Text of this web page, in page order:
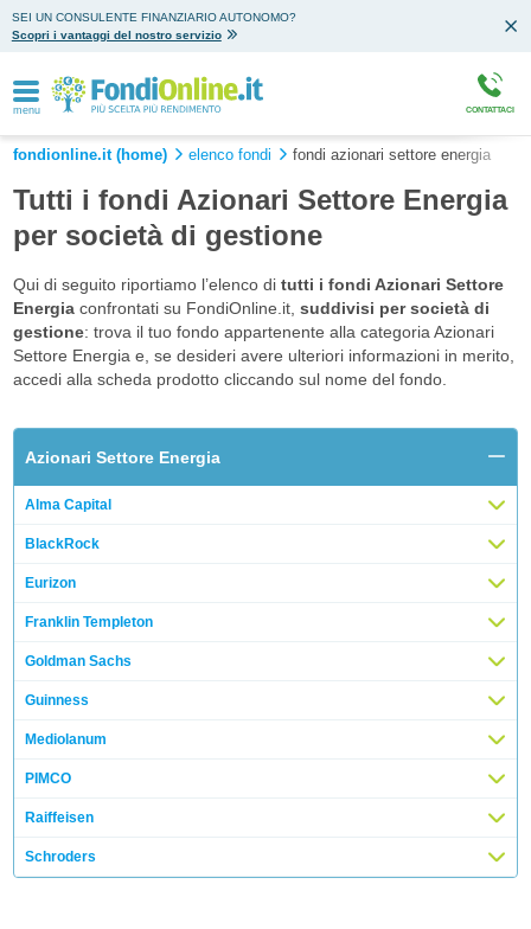
SEI UN CONSULENTE FINANZIARIO AUTONOMO?
Scopri i vantaggi del nostro servizio
menu CONTATTACI
fondionline.it (home) elenco fondi fondi azionari settore energia
Tutti i fondi Azionari Settore Energia
per società di gestione
Qui di seguito riportiamo l’elenco di tutti i fondi Azionari Settore
Energiaconfrontati su FondiOnline.it, suddivisi per società di
gestione: trova il tuo fondo appartenente alla categoria Azionari
Settore Energia e, se desideri avere ulteriori informazioni in merito,
accedi alla scheda prodotto cliccando sul nome del fondo.
Azionari Settore Energia
Alma Capital
BlackRock
Eurizon
Franklin Templeton
Goldman Sachs
Guinness
Mediolanum
PIMCO
Raiffeisen
Schroders